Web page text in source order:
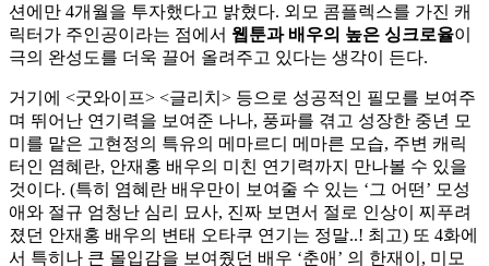
션에만 4개월을 투자했다고 밝혔다. 외모 콤플렉스를 가진 캐
릭터가 주인공이라는 점에서 웹툰과 배우의 높은 싱크로율이
극의 완성도를 더욱 끌어 올려주고 있다는 생각이 든다.
거기에 <굿와이프> <글리치> 등으로 성공적인 필모를 보여주
며 뛰어난 연기력을 보여준 나나, 풍파를 겪고 성장한 중년 모
미를 맡은 고현정의 특유의 메마르디 메마른 모습, 주변 캐릭
터인 염혜란, 안재홍 배우의 미친 연기력까지 만나볼 수 있을
것이다. (특히 염혜란 배우만이 보여줄 수 있는 ‘그 어떤’ 모성
애와 절규 엄청난 심리 묘사, 진짜 보면서 절로 인상이 찌푸려
졌던 안재홍 배우의 변태 오타쿠 연기는 정말..! 최고) 또 4화에
서 특히나 큰 몰입감을 보여줬던 배우 ‘춘애’ 의 한재이, 미모